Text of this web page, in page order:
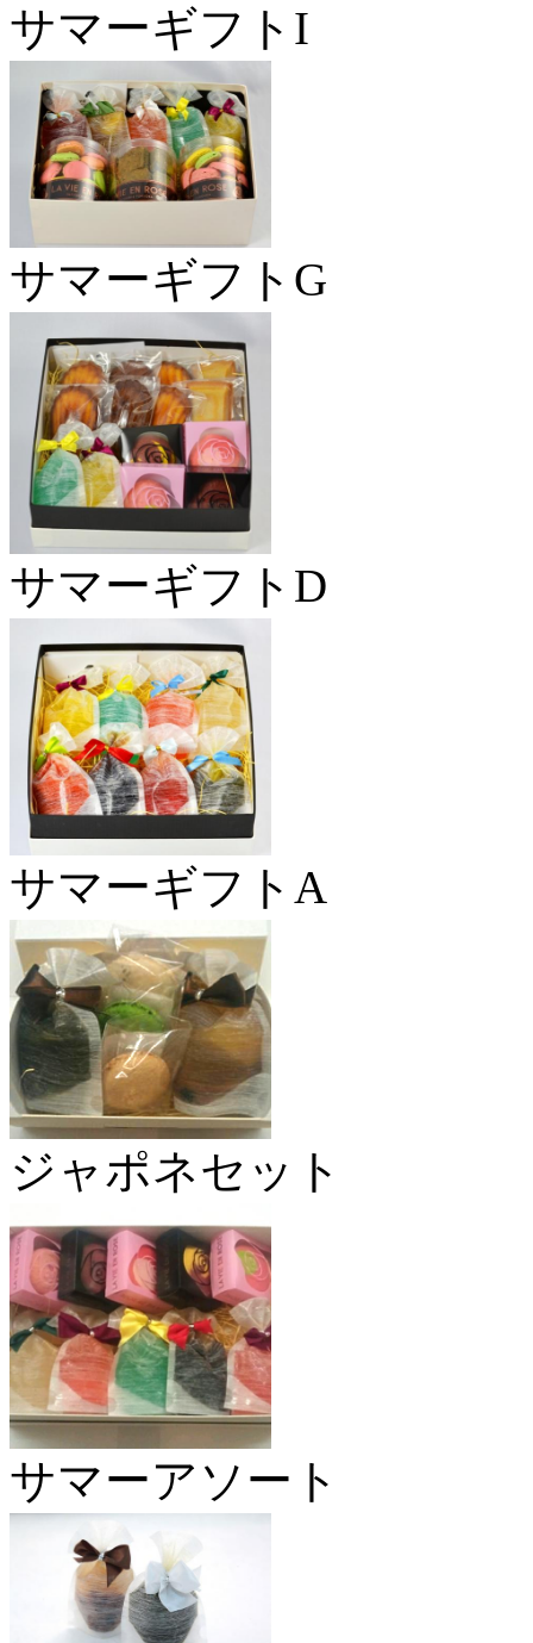
サマーギフトI
サマーギフトG
サマーギフトD
サマーギフトA
ジャポネセット
サマーアソート